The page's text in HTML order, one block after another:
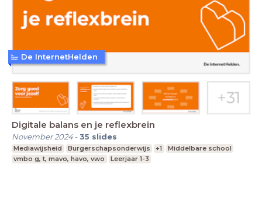
Digitale balans en je reflexbrein
November 2024-35 slides
Mediawijsheid Burgerschapsonderwijs +1
Middelbare school
vmbo g, t, mavo, havo, vwo
Leerjaar 1-3
De InternetHelden